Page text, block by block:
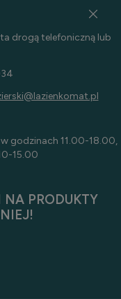
drogą telefoniczną lub
godzinach 11.00-18.00,
15.00
PRODUKTY